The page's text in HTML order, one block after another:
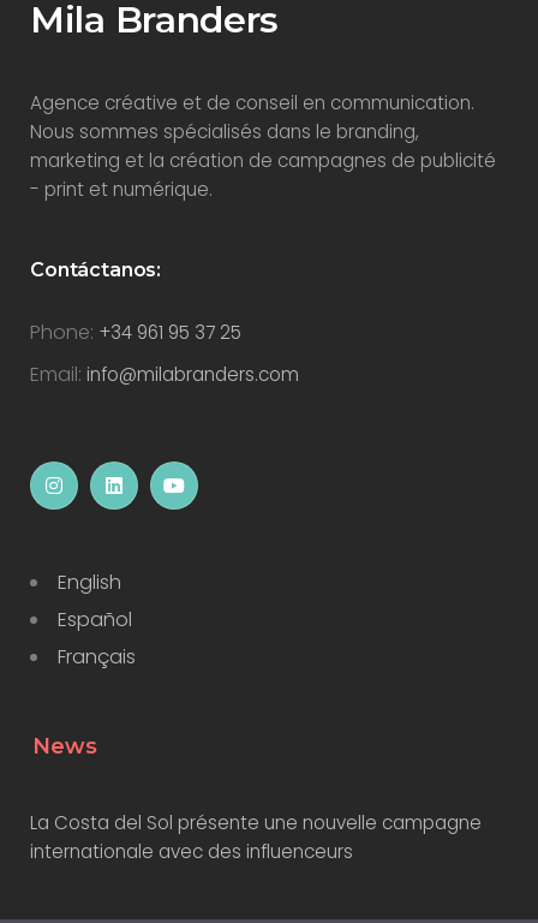
Mila Branders
Agence créative et de conseil en communication.
Nous sommes spécialisés dans le branding,
marketing et la création de campagnes de publicité
- print et numérique.
Contáctanos:
Phone: +34 961 95 37 25
Email: info@milabranders.com
English
Español
Français
News
La Costa del Sol présente une nouvelle campagne
internationale avec des influenceurs